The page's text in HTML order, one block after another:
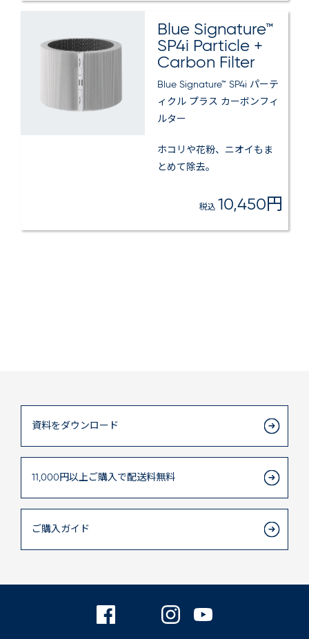
Blue Signature™
SP4i Particle +
Carbon Filter
Blue Signature™ SP4i パーテ
ィクル プラス カーボンフィ
ルター
ホコリや花粉、ニオイもま
とめて除去。
税込 10,450円
資料をダウンロード
11,000円以上ご購入で配送料無料
ご購入ガイド